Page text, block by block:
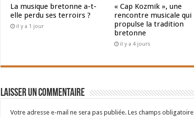
La musique bretonne a-t-
elle perdu ses terroirs ?
il y a 1 jour
« Cap Kozmik », une
rencontre musicale qui
propulse la tradition
bretonne
il y a 4 jours
Laisser un commentaire
Votre adresse e-mail ne sera pas publiée. Les champs